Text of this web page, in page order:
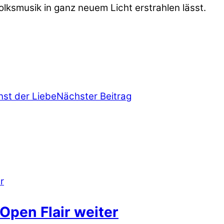
in ganz neuem Licht erstrahlen lässt.
der LiebeNächster Beitrag
Flair weiter